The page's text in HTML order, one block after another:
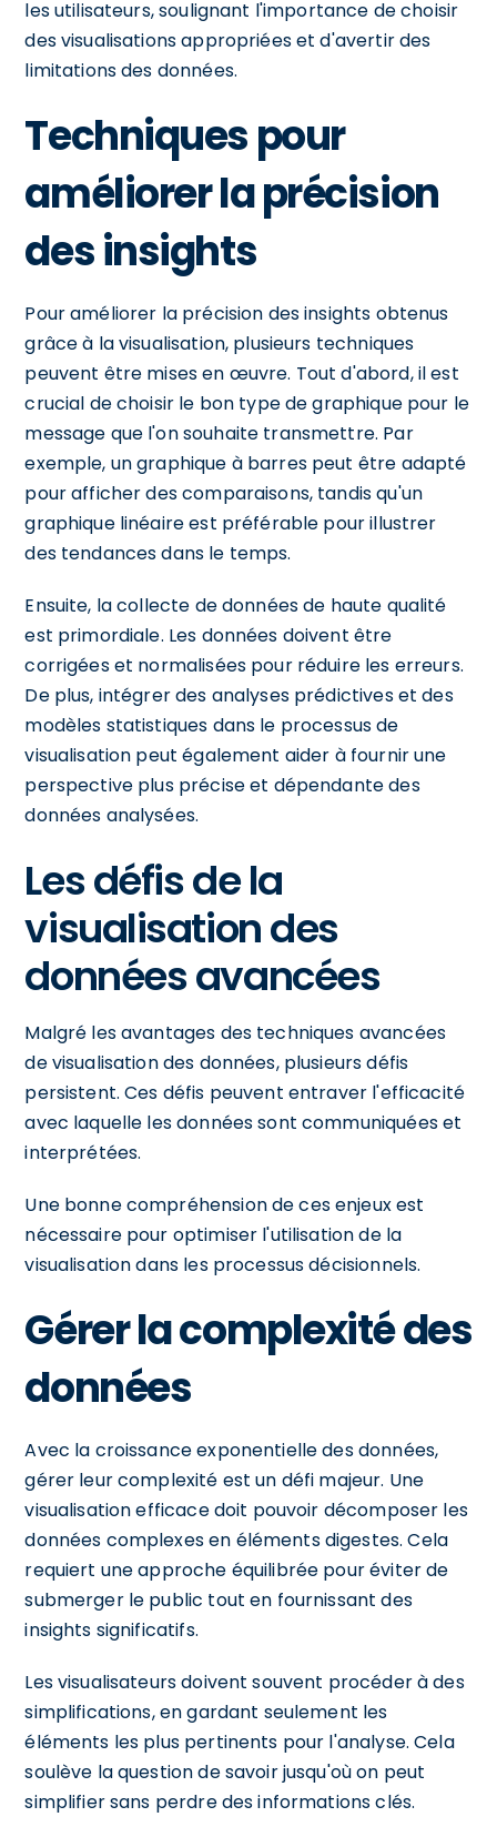
les utilisateurs, soulignant l'importance de choisir
des visualisations appropriées et d'avertir des
limitations des données.
Techniques pour
améliorer la précision
des insights
Pour améliorer la précision des insights obtenus
grâce à la visualisation, plusieurs techniques
peuvent être mises en œuvre. Tout d'abord, il est
crucial de choisir le bon type de graphique pour le
message que l'on souhaite transmettre. Par
exemple, un graphique à barres peut être adapté
pour afficher des comparaisons, tandis qu'un
graphique linéaire est préférable pour illustrer
des tendances dans le temps.
Ensuite, la collecte de données de haute qualité
est primordiale. Les données doivent être
corrigées et normalisées pour réduire les erreurs.
De plus, intégrer des analyses prédictives et des
modèles statistiques dans le processus de
visualisation peut également aider à fournir une
perspective plus précise et dépendante des
données analysées.
Les défis de la
visualisation des
données avancées
Malgré les avantages des techniques avancées
de visualisation des données, plusieurs défis
persistent. Ces défis peuvent entraver l'efficacité
avec laquelle les données sont communiquées et
interprétées.
Une bonne compréhension de ces enjeux est
nécessaire pour optimiser l'utilisation de la
visualisation dans les processus décisionnels.
Gérer la complexité des
données
Avec la croissance exponentielle des données,
gérer leur complexité est un défi majeur. Une
visualisation efficace doit pouvoir décomposer les
données complexes en éléments digestes. Cela
requiert une approche équilibrée pour éviter de
submerger le public tout en fournissant des
insights significatifs.
Les visualisateurs doivent souvent procéder à des
simplifications, en gardant seulement les
éléments les plus pertinents pour l'analyse. Cela
soulève la question de savoir jusqu'où on peut
simplifier sans perdre des informations clés.